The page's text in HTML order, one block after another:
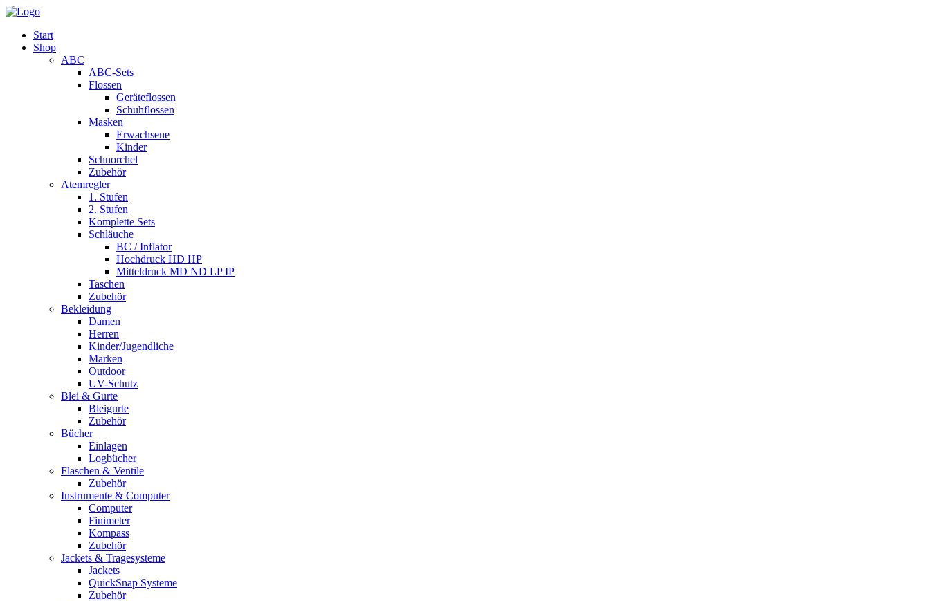
Start
Shop
ABC
ABC-Sets
Flossen
Geräteflossen
Schuhflossen
Masken
Erwachsene
Kinder
Schnorchel
Zubehör
Atemregler
1. Stufen
2. Stufen
Komplette Sets
Schläuche
BC / Inflator
Hochdruck HD HP
Mitteldruck MD ND LP IP
Taschen
Zubehör
Bekleidung
Damen
Herren
Kinder/Jugendliche
Marken
Outdoor
UV-Schutz
Blei & Gurte
Bleigurte
Zubehör
Bücher
Einlagen
Logbücher
Flaschen & Ventile
Zubehör
Instrumente & Computer
Computer
Finimeter
Kompass
Zubehör
Jackets & Tragesysteme
Jackets
QuickSnap Systeme
Zubehör